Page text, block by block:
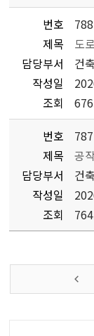
번호
788
제목
도
담당부서
건
작성일
조회
번호
787
제목
공
담당부서
건
작성일
조회